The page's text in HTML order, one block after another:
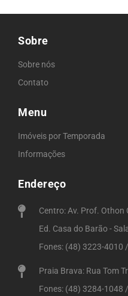
Sobre
Sobre nós
Contato
Menu
Imóveis por Temporada
Informações
Endereço
Centro: Av. Prof. Othon
Ed. Casa do Barão -
Fones: (48) 3223-4010
Praia Brava: Rua Tom
Fones: (48) 3284-1048